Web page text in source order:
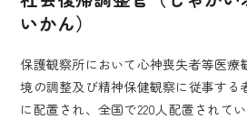
いかん）
保護観察所において心神喪失者等医療
境の調整及び精神保健観察に従事する
に配置され、全国で220人配置されて